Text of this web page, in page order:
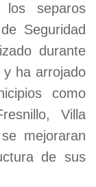
separos
Seguridad
durante
y ha arrojado
como
Villa
mejoraran
de sus